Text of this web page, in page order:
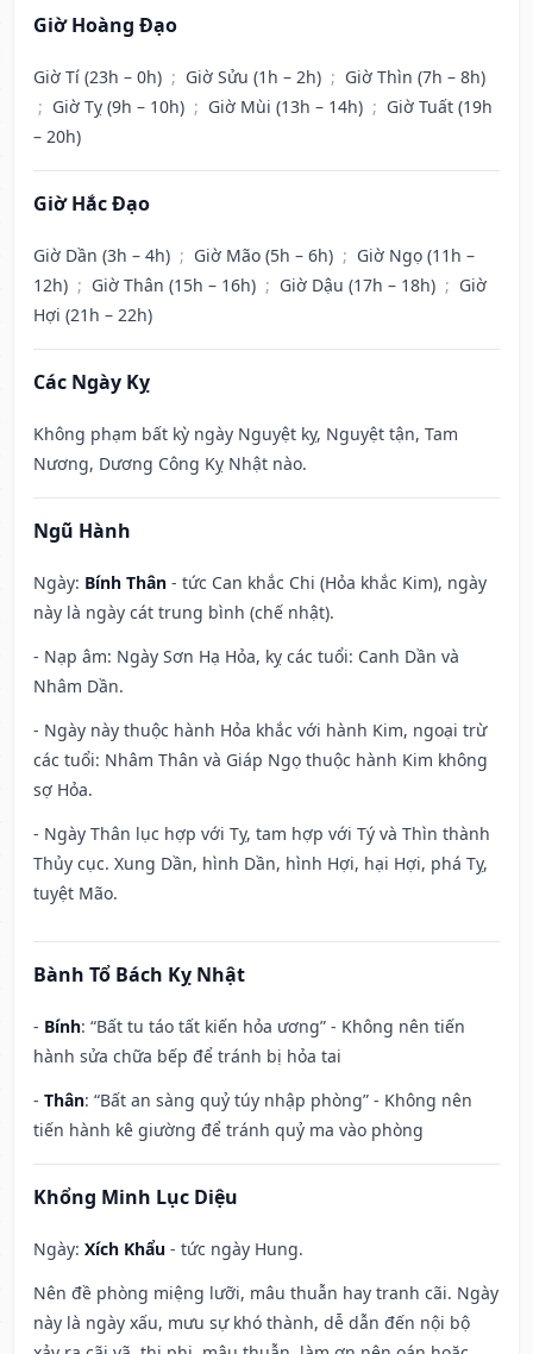
Giờ Hoàng Đạo
Giờ Tí (23h – 0h) ; Giờ Sửu (1h – 2h) ; Giờ Thìn (7h – 8h)
; Giờ Tỵ (9h – 10h) ; Giờ Mùi (13h – 14h) ; Giờ Tuất (19h
– 20h)
Giờ Hắc Đạo
Giờ Dần (3h – 4h) ; Giờ Mão (5h – 6h) ; Giờ Ngọ (11h –
12h) ; Giờ Thân (15h – 16h) ; Giờ Dậu (17h – 18h) ; Giờ
Hợi (21h – 22h)
Các Ngày Kỵ
Không phạm bất kỳ ngày Nguyệt kỵ, Nguyệt tận, Tam
Nương, Dương Công Kỵ Nhật nào.
Ngũ Hành
Ngày: Bính Thân - tức Can khắc Chi (Hỏa khắc Kim), ngày
này là ngày cát trung bình (chế nhật).
- Nạp âm: Ngày Sơn Hạ Hỏa, kỵ các tuổi: Canh Dần và
Nhâm Dần.
- Ngày này thuộc hành Hỏa khắc với hành Kim, ngoại trừ
các tuổi: Nhâm Thân và Giáp Ngọ thuộc hành Kim không
sợ Hỏa.
- Ngày Thân lục hợp với Tỵ, tam hợp với Tý và Thìn thành
Thủy cục. Xung Dần, hình Dần, hình Hợi, hại Hợi, phá Tỵ,
tuyệt Mão.
Bành Tổ Bách Kỵ Nhật
- Bính: “Bất tu táo tất kiến hỏa ương” - Không nên tiến
hành sửa chữa bếp để tránh bị hỏa tai
- Thân: “Bất an sàng quỷ túy nhập phòng” - Không nên
tiến hành kê giường để tránh quỷ ma vào phòng
Khổng Minh Lục Diệu
Ngày: Xích Khẩu - tức ngày Hung.
Nên đề phòng miệng lưỡi, mâu thuẫn hay tranh cãi. Ngày
này là ngày xấu, mưu sự khó thành, dễ dẫn đến nội bộ